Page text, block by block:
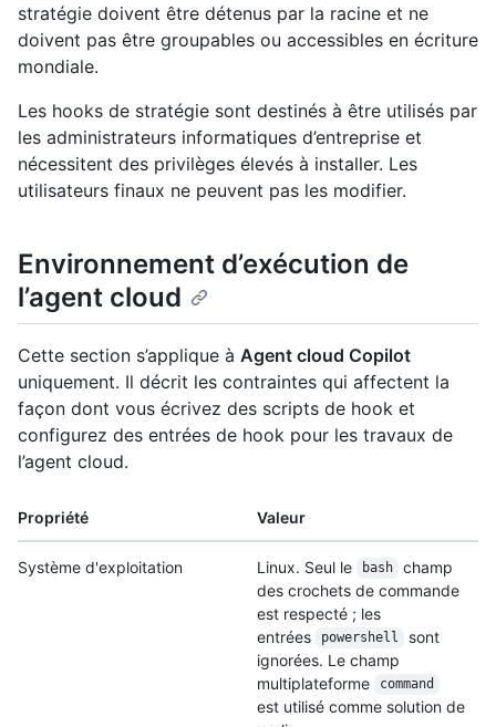
stratégie doivent être détenus par la racine et ne
doivent pas être groupables ou accessibles en écriture
mondiale.
Les hooks de stratégie sont destinés à être utilisés par
les administrateurs informatiques d’entreprise et
nécessitent des privilèges élevés à installer. Les
utilisateurs finaux ne peuvent pas les modifier.
Environnement d’exécution de
l’agent cloud
Cette section s’applique à Agent cloud Copilot
uniquement. Il décrit les contraintes qui affectent la
façon dont vous écrivez des scripts de hook et
configurez des entrées de hook pour les travaux de
l’agent cloud.
Propriété Valeur
Système d'exploitation Linux. Seul le bash
champ
des crochets de commande
est respecté ; les
entrées
powershell
sont
ignorées. Le champ
multiplateforme
command
est utilisé comme solution de